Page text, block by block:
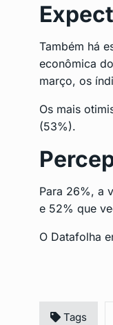
Também há
econômica
março, os
Os mais
(53%).
Para 26%, a
e 52% que
O Datafolha
Tags